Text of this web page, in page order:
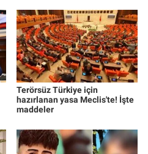
Terörsüz Türkiye için
hazırlanan yasa Meclis'te! İşte
maddeler